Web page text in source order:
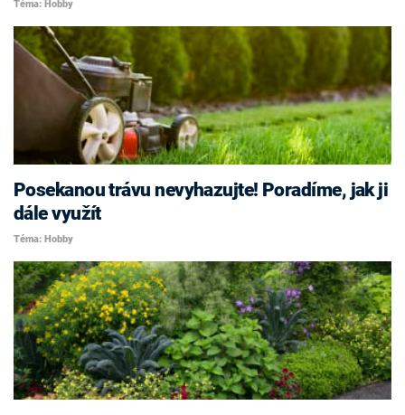
Téma: Hobby
Posekanou trávu nevyhazujte! Poradíme, jak ji
dále využít
Téma: Hobby